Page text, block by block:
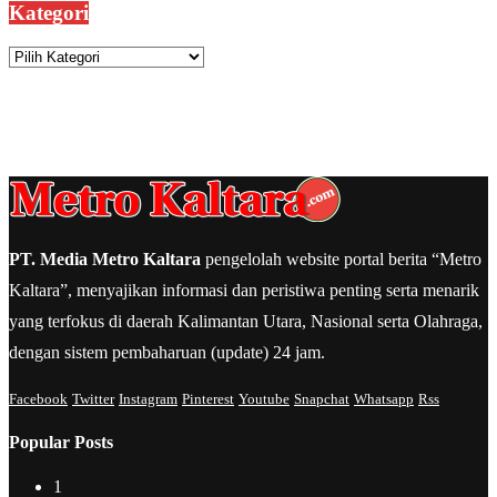
Kategori
Kategori
PT. Media Metro Kaltara pengelolah website portal berita “Metro
Kaltara”, menyajikan informasi dan peristiwa penting serta menarik
yang terfokus di daerah Kalimantan Utara, Nasional serta Olahraga,
dengan sistem pembaharuan (update) 24 jam.
Facebook Twitter Instagram Pinterest Youtube Snapchat Whatsapp Rss
Popular Posts
1